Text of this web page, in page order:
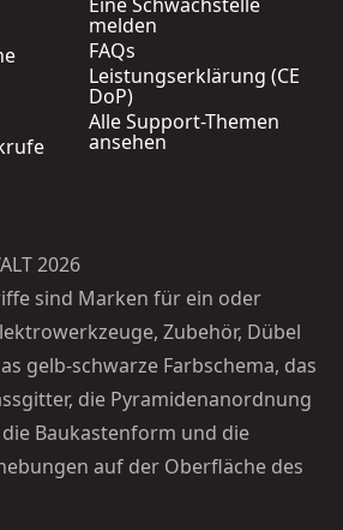
melden
FAQs
Leistungserklärung (CE
DoP)
Alle Support-Themen
ansehen
2026
sind Marken für ein oder
Zubehör, Dübel
gelb-schwarze Farbschema, das
die Pyramidenanordnung
Baukastenform und die
auf der Oberfläche des